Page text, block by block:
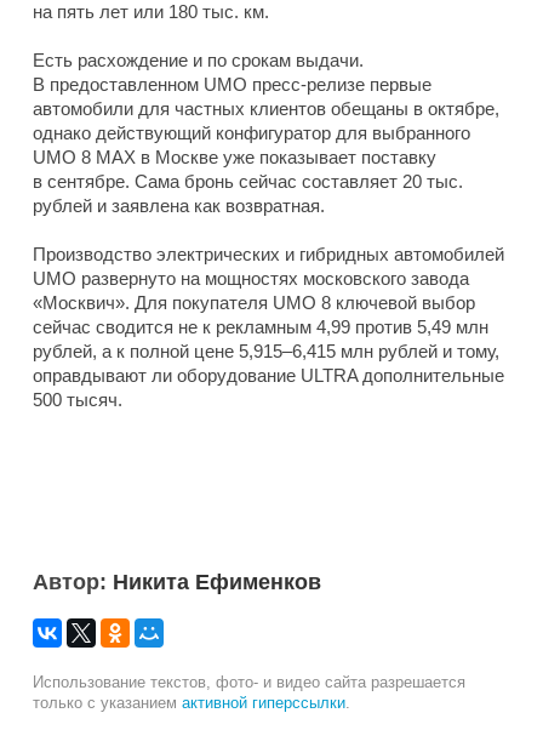
на пять лет или 180 тыс. км.
Есть расхождение и по срокам выдачи.
В предоставленном UMO пресс-релизе первые
автомобили для частных клиентов обещаны в октябре,
однако действующий конфигуратор для выбранного
UMO 8 MAX в Москве уже показывает поставку
в сентябре. Сама бронь сейчас составляет 20 тыс.
рублей и заявлена как возвратная.
Производство электрических и гибридных автомобилей
UMO развернуто на мощностях московского завода
«Москвич». Для покупателя UMO 8 ключевой выбор
сейчас сводится не к рекламным 4,99 против 5,49 млн
рублей, а к полной цене 5,915–6,415 млн рублей и тому,
оправдывают ли оборудование ULTRA дополнительные
500 тысяч.
Автор: Никита Ефименков
Использование текстов, фото- и видео сайта разрешается
только с указанием активной гиперссылки.